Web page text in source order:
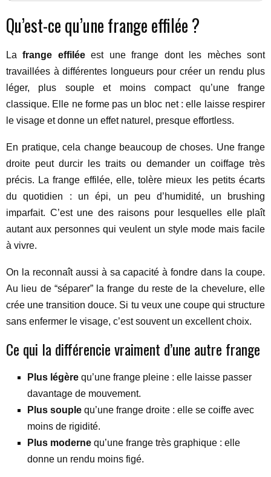
Qu’est-ce qu’une frange effilée ?
Lafrange effiléeest une frange dont les mèches sont
travaillées à différentes longueurs pour créer un rendu plus
léger, plus souple et moins compact qu’une frange
classique. Elle ne forme pas un bloc net : elle laisse respirer
le visage et donne un effet naturel, presque effortless.
En pratique, cela change beaucoup de choses. Une frange
droite peut durcir les traits ou demander un coiffage très
précis. La frange effilée, elle, tolère mieux les petits écarts
du quotidien : un épi, un peu d’humidité, un brushing
imparfait. C’est une des raisons pour lesquelles elle plaît
autant aux personnes qui veulent un style mode mais facile
à vivre.
On la reconnaît aussi à sa capacité à fondre dans la coupe.
Au lieu de “séparer” la frange du reste de la chevelure, elle
crée une transition douce. Si tu veux une coupe qui structure
sans enfermer le visage, c’est souvent un excellent choix.
Ce qui la différencie vraiment d’une autre frange
Plus légère qu’une frange pleine : elle laisse passer
davantage de mouvement.
Plus souple qu’une frange droite : elle se coiffe avec
moins de rigidité.
Plus moderne qu’une frange très graphique : elle
donne un rendu moins figé.